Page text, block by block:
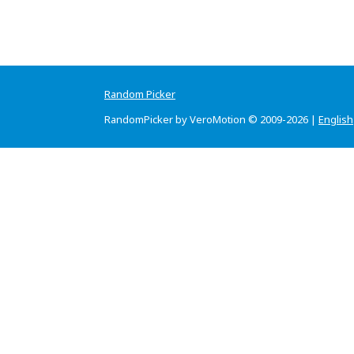
Random Picker
RandomPicker by VeroMotion © 2009-2026 | English